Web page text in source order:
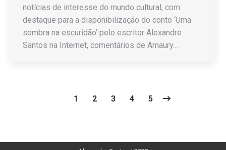
notícias de interesse do mundo cultural, com
destaque para a disponibilização do conto ‘Uma
sombra na escuridão’ pelo escritor Alexandre
Santos na Internet, comentários de Amaury…
1 2 3 4 5